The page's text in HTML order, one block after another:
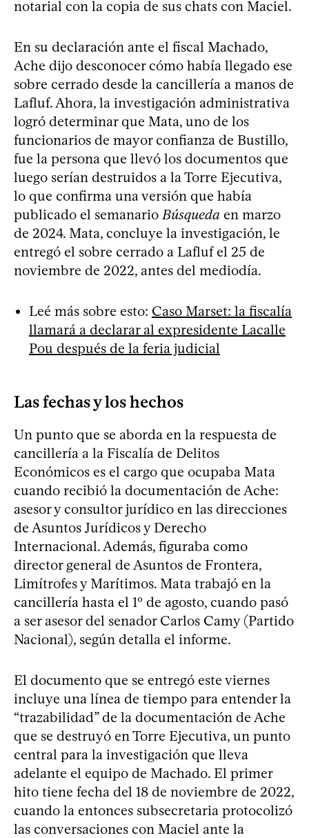
notarial con la copia de sus chats con Maciel.
En su declaración ante el fiscal Machado,
Ache dijo desconocer cómo había llegado ese
sobre cerrado desde la cancillería a manos de
Lafluf. Ahora, la investigación administrativa
logró determinar que Mata, uno de los
funcionarios de mayor confianza de Bustillo,
fue la persona que llevó los documentos que
luego serían destruidos a la Torre Ejecutiva,
lo que confirma una versión que había
publicado el semanario Búsqueda en marzo
de 2024. Mata, concluye la investigación, le
entregó el sobre cerrado a Lafluf el 25 de
noviembre de 2022, antes del mediodía.
Leé más sobre esto: Caso Marset: la fiscalía
llamará a declarar al expresidente Lacalle
Pou después de la feria judicial
Las fechas y los hechos
Un punto que se aborda en la respuesta de
cancillería a la Fiscalía de Delitos
Económicos es el cargo que ocupaba Mata
cuando recibió la documentación de Ache:
asesor y consultor jurídico en las direcciones
de Asuntos Jurídicos y Derecho
Internacional. Además, figuraba como
director general de Asuntos de Frontera,
Limítrofes y Marítimos. Mata trabajó en la
cancillería hasta el 1º de agosto, cuando pasó
a ser asesor del senador Carlos Camy (Partido
Nacional), según detalla el informe.
El documento que se entregó este viernes
incluye una línea de tiempo para entender la
“trazabilidad” de la documentación de Ache
que se destruyó en Torre Ejecutiva, un punto
central para la investigación que lleva
adelante el equipo de Machado. El primer
hito tiene fecha del 18 de noviembre de 2022,
cuando la entonces subsecretaria protocolizó
las conversaciones con Maciel ante la